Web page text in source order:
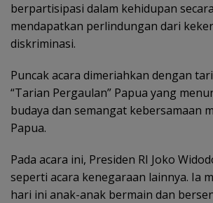
berpartisipasi dalam kehidupan
mendapatkan perlindungan dari
diskriminasi.
Puncak acara dimeriahkan dengan
“Tarian Pergaulan” Papua yang
budaya dan semangat kebersamaan
Papua.
Pada acara ini, Presiden RI Joko
seperti acara kenegaraan lainnya. Ia
hari ini anak-anak bermain dan